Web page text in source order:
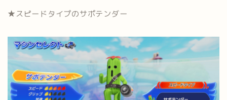
★スピードタイプのサポテンダー